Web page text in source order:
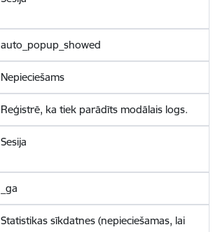
auto_popup_showed
Nepieciešams
Reģistrē, ka tiek parādīts modālais logs.
Sesija
_ga
Statistikas sīkdatnes (nepieciešamas, lai